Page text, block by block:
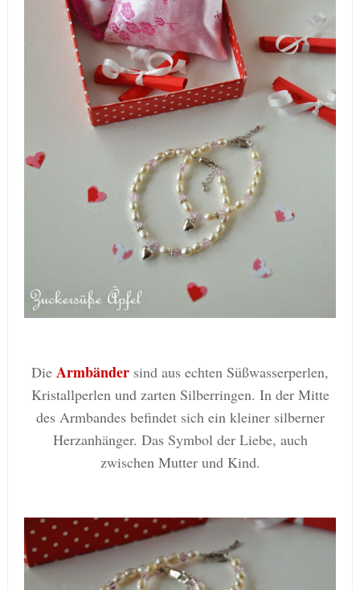
Die Armbänder sind aus echten Süßwasserperlen,
Kristallperlen und zarten Silberringen. In der Mitte
des Armbandes befindet sich ein kleiner silberner
Herzanhänger. Das Symbol der Liebe, auch
zwischen Mutter und Kind.